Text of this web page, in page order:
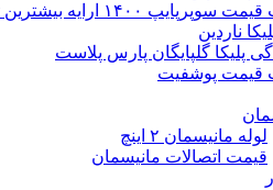
۱۴۰۰ ارایه بیشترین تخفیف ممکن
ناردین
پلیکا گلپایگان پارس پلاست
قیمت پوشفیت
لوله مانیسمان ۲ اینچ
قیمت اتصالات مانیسمان